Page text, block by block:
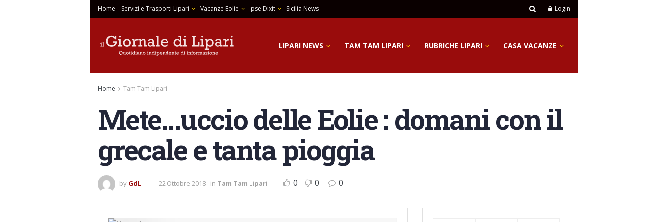
Home Servizi e Trasporti Lipari Vacanze Eolie Ipse Dixit Sicilia News Login
LIPARI NEWS TAM TAM LIPARI RUBRICHE LIPARI CASA VACANZE
Home Tam Tam Lipari
Mete…uccio delle Eolie : domani con il
grecale e tanta pioggia
by GdL 22 Ottobre 2018 in Tam Tam Lipari 0 0 0